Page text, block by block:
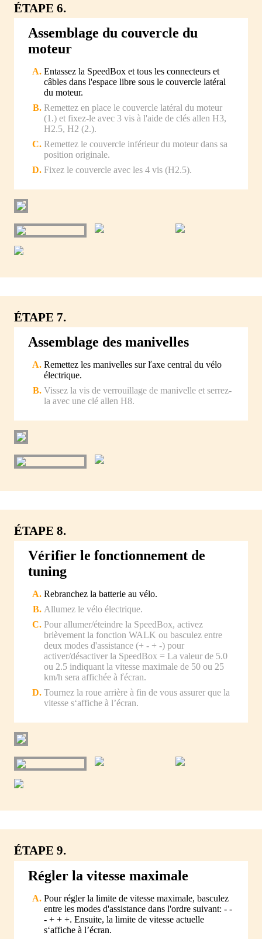
ÉTAPE 6.
Assemblage du couvercle du
moteur
Entassez la SpeedBox et tous les connecteurs et
câbles dans l'espace libre sous le couvercle latéral
du moteur.
Remettez en place le couvercle latéral du moteur
(1.) et fixez-le avec 3 vis à l'aide de clés allen H3,
H2.5, H2 (2.).
Remettez le couvercle inférieur du moteur dans sa
position originale.
Fixez le couvercle avec les 4 vis (H2.5).
ÉTAPE 7.
Assemblage des manivelles
Remettez les manivelles sur ľaxe central du vélo
électrique.
Vissez la vis de verrouillage de manivelle et serrez-
la avec une clé allen H8.
ÉTAPE 8.
Vérifier le fonctionnement de
tuning
Rebranchez la batterie au vélo.
Allumez le vélo électrique.
Pour allumer/éteindre la SpeedBox, activez
brièvement la fonction WALK ou basculez entre
deux modes d'assistance (+ - + -) pour
activer/désactiver la SpeedBox = La valeur de 5.0
ou 2.5 indiquant la vitesse maximale de 50 ou 25
km/h sera affichée à ľécran.
Tournez la roue arrière à fin de vous assurer que la
vitesse s‘affiche à l’écran.
ÉTAPE 9.
Régler la vitesse maximale
Pour régler la limite de vitesse maximale, basculez
entre les modes d'assistance dans l'ordre suivant: - -
- + + +. Ensuite, la limite de vitesse actuelle
s‘affiche à l’écran.